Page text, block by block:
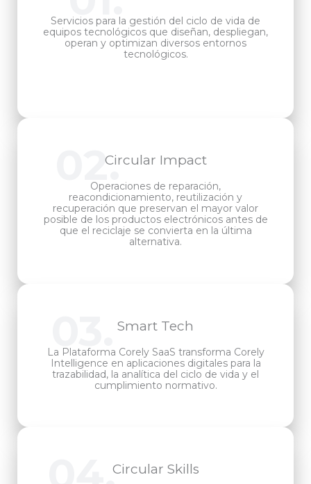
Servicios para la gestión del ciclo de vida de
equipos tecnológicos que diseñan, despliegan,
operan y optimizan diversos entornos
tecnológicos.
02.Circular Impact
Operaciones de reparación,
reacondicionamiento, reutilización y
recuperación que preservan el mayor valor
posible de los productos electrónicos antes de
que el reciclaje se convierta en la última
alternativa.
Smart Tech
La Plataforma Corely SaaS transforma Corely
Intelligence en aplicaciones digitales para la
trazabilidad, la analítica del ciclo de vida y el
cumplimiento normativo.
Circular Skills